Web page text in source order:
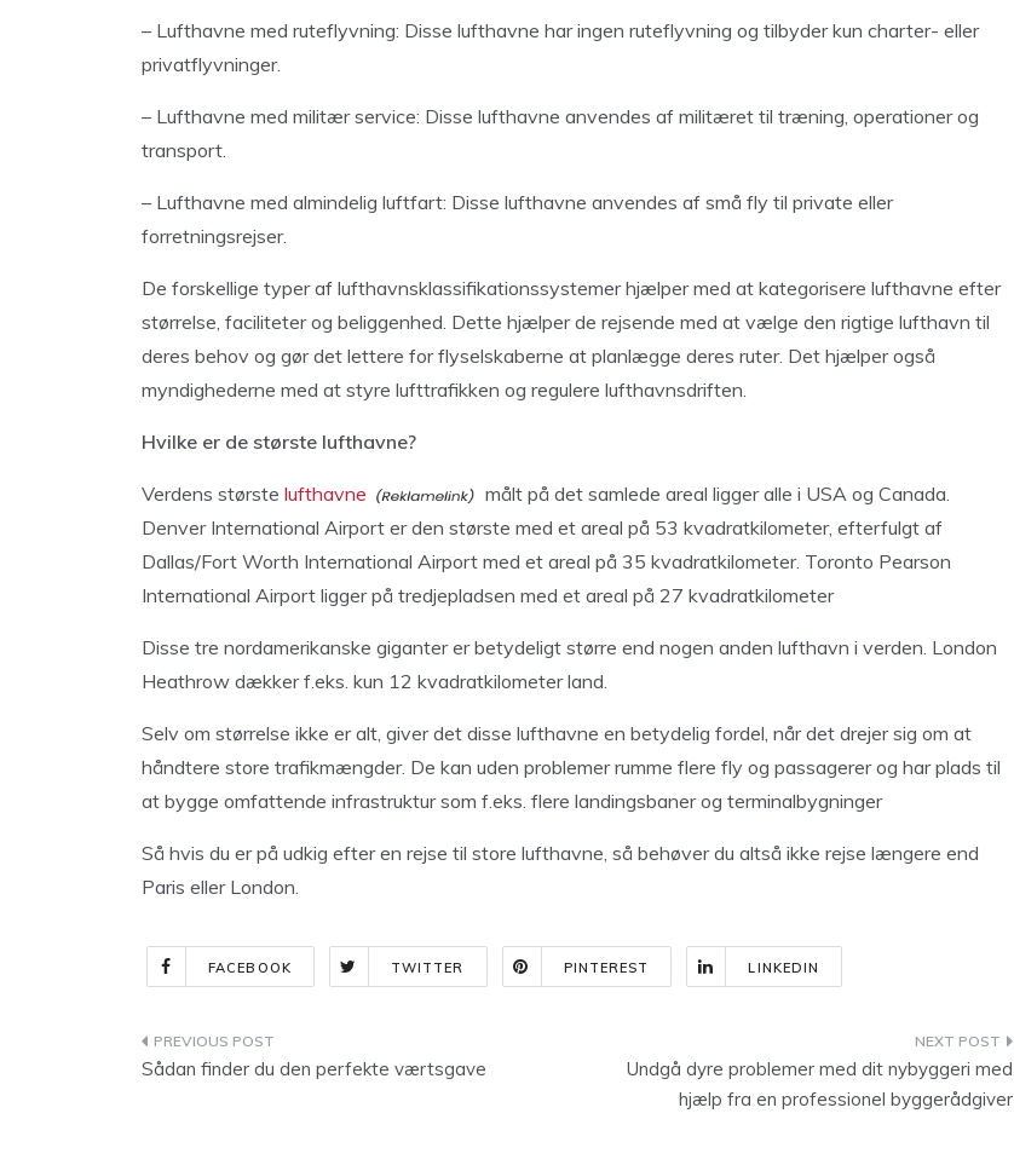
– Lufthavne med ruteflyvning: Disse lufthavne har ingen ruteflyvning og tilbyder kun charter- eller
privatflyvninger.
– Lufthavne med militær service: Disse lufthavne anvendes af militæret til træning, operationer og
transport.
– Lufthavne med almindelig luftfart: Disse lufthavne anvendes af små fly til private eller
forretningsrejser.
De forskellige typer af lufthavnsklassifikationssystemer hjælper med at kategorisere lufthavne efter
størrelse, faciliteter og beliggenhed. Dette hjælper de rejsende med at vælge den rigtige lufthavn til
deres behov og gør det lettere for flyselskaberne at planlægge deres ruter. Det hjælper også
myndighederne med at styre lufttrafikken og regulere lufthavnsdriften.
Hvilke er de største lufthavne?
Verdens største lufthavne
målt på det samlede areal ligger alle i USA og Canada.
Denver International Airport er den største med et areal på 53 kvadratkilometer, efterfulgt af
Dallas/Fort Worth International Airport med et areal på 35 kvadratkilometer. Toronto Pearson
International Airport ligger på tredjepladsen med et areal på 27 kvadratkilometer
Disse tre nordamerikanske giganter er betydeligt større end nogen anden lufthavn i verden. London
Heathrow dækker f.eks. kun 12 kvadratkilometer land.
Selv om størrelse ikke er alt, giver det disse lufthavne en betydelig fordel, når det drejer sig om at
håndtere store trafikmængder. De kan uden problemer rumme flere fly og passagerer og har plads til
at bygge omfattende infrastruktur som f.eks. flere landingsbaner og terminalbygninger
Så hvis du er på udkig efter en rejse til store lufthavne, så behøver du altså ikke rejse længere end
Paris eller London.
FACEBOOK TWITTER PINTEREST LINKEDIN
Indlægsnavigation
Sådan finder du den perfekte værtsgave
Undgå dyre problemer med dit nybyggeri med
hjælp fra en professionel byggerådgiver